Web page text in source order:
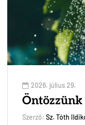
2026. július 29.
Öntözzünk
Szerző: Sz. Tóth